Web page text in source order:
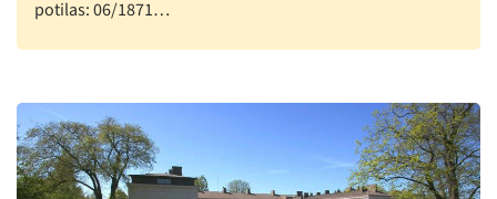
potilas: 06/1871…